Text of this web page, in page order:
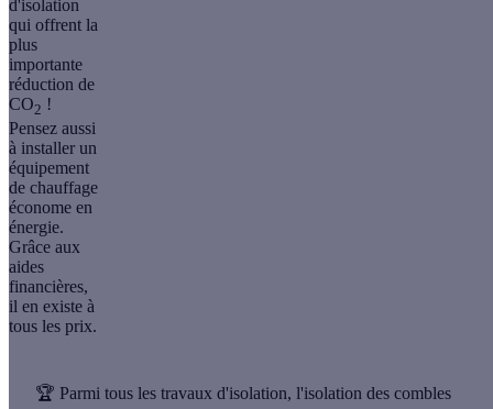
d'isolation
qui offrent la
plus
importante
réduction de
CO2 !
Pensez aussi
à installer un
équipement
de chauffage
économe en
énergie.
Grâce aux
aides
financières,
il en existe à
tous les prix.
🏆 Parmi tous les travaux d'isolation, l'isolation des combles